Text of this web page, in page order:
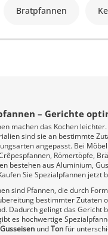
Bratpfannen
– Gerichte
machen das Kochen
sind sie an bestimmte
angepasst. Bei
Römertöpfe,
bestehen aus Aluminium,
Sie Spezialpfannen jetzt
sind Pfannen, die durch
bestimmter Zutaten
Dadurch gelingt das Gericht
es hochwertige
Gusseisen undTonfür